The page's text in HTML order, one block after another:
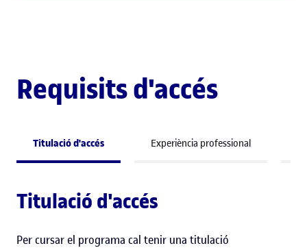
Requisits d'accés
Titulació d'accés Experiència professional
Titulació d'accés
Per cursar el programa cal tenir una titulació